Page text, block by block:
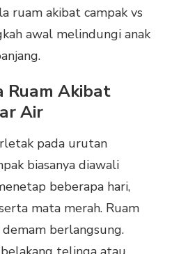
ruam akibat campak vs
awal melindungi anak
Ruam Akibat
Air
pada urutan
biasanya diawali
beberapa hari,
mata merah. Ruam
berlangsung.